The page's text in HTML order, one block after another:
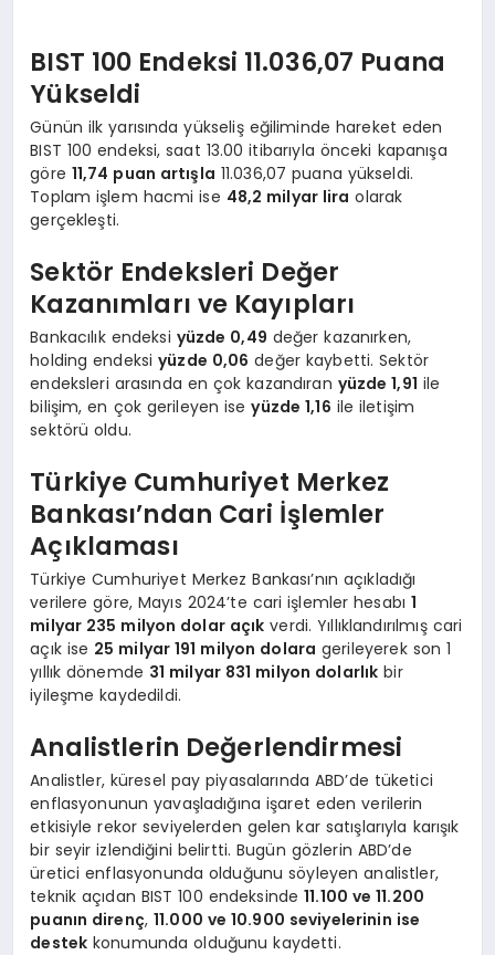
BIST 100 Endeksi 11.036,07 Puana
Yükseldi
Günün ilk yarısında yükseliş eğiliminde hareket eden
BIST 100 endeksi, saat 13.00 itibarıyla önceki kapanışa
göre 11,74 puan artışla 11.036,07 puana yükseldi.
Toplam işlem hacmi ise 48,2 milyar lira olarak
gerçekleşti.
Sektör Endeksleri Değer
Kazanımları ve Kayıpları
Bankacılık endeksi yüzde 0,49 değer kazanırken,
holding endeksiyüzde 0,06 değer kaybetti. Sektör
endeksleri arasında en çok kazandıran yüzde 1,91 ile
bilişim, en çok gerileyen iseyüzde 1,16 ile iletişim
sektörü oldu.
Türkiye Cumhuriyet Merkez
Bankası’ndan Cari İşlemler
Açıklaması
Türkiye Cumhuriyet Merkez Bankası’nın açıkladığı
verilere göre, Mayıs 2024’te cari işlemler hesabı 1
milyar 235 milyon dolar açık verdi. Yıllıklandırılmış cari
açık ise 25 milyar 191 milyon dolara gerileyerek son 1
yıllık dönemde 31 milyar 831 milyon dolarlık bir
iyileşme kaydedildi.
Analistlerin Değerlendirmesi
Analistler, küresel pay piyasalarında ABD’de tüketici
enflasyonunun yavaşladığına işaret eden verilerin
etkisiyle rekor seviyelerden gelen kar satışlarıyla karışık
bir seyir izlendiğini belirtti. Bugün gözlerin ABD’de
üretici enflasyonunda olduğunu söyleyen analistler,
teknik açıdan BIST 100 endeksinde11.100 ve 11.200
puanın direnç, 11.000 ve 10.900 seviyelerinin ise
destek konumunda olduğunu kaydetti.